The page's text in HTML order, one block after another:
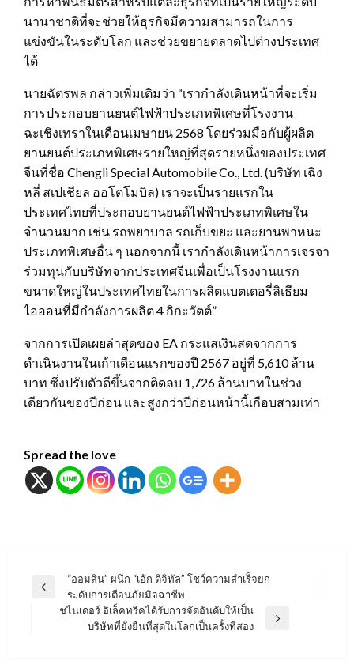
นานาชาติที่จะช่วยให้ธุรกิจมีความสามารถในการ
แข่งขันในระดับโลก และช่วยขยายตลาดไปต่างประเทศ
ได้
นายฉัตรพล กล่าวเพิ่มเติมว่า “เรากำลังเดินหน้าที่จะเริ่ม
การประกอบยานยนต์ไฟฟ้าประเภทพิเศษที่โรงงาน
ฉะเชิงเทราในเดือนเมษายน 2568 โดยร่วมมือกับผู้ผลิต
ยานยนต์ประเภทพิเศษรายใหญ่ที่สุดรายหนึ่งของประเทศ
จีนที่ชื่อ Chengli Special Automobile Co., Ltd. (บริษัท เฉิง
หลี่ สเปเชียล ออโตโมบิล) เราจะเป็นรายแรกใน
ประเทศไทยที่ประกอบยานยนต์ไฟฟ้าประเภทพิเศษใน
จำนวนมาก เช่น รถพยาบาล รถเก็บขยะ และยานพาหนะ
ประเภทพิเศษอื่น ๆ นอกจากนี้ เรากำลังเดินหน้าการเจรจา
ร่วมทุนกับบริษัทจากประเทศจีนเพื่อเป็นโรงงานแรก
ขนาดใหญ่ในประเทศไทยในการผลิตแบตเตอรี่ลิเธียม
ไอออนที่มีกำลังการผลิต 4 กิกะวัตต์”
จากการเปิดเผยล่าสุดของ EA กระแสเงินสดจากการ
ดำเนินงานในเก้าเดือนแรกของปี 2567 อยู่ที่ 5,610 ล้าน
บาท ซึ่งปรับตัวดีขึ้นจากติดลบ 1,726 ล้านบาทในช่วง
เดียวกันของปีก่อน และสูงกว่าปีก่อนหน้านี้เกือบสามเท่า
Spread the love
แนะแนว
เรื่อง
Previous
“ออมสิน” ผนึก “เอ้ก ดิจิทัล” โชว์ความสำเร็จยก
ระดับการเตือนภัยมิจฉาชีพ
ชไนเดอร์ อิเล็คทริคได้รับการจัดอันดับให้เป็น
บริษัทที่ยั่งยืนที่สุดในโลกเป็นครั้งที่สอง